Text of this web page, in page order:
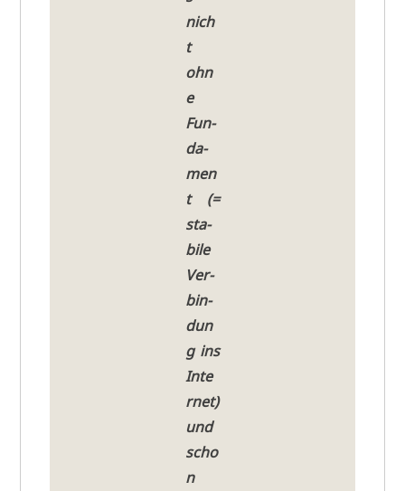
nich
t
ohn
e
Fun­
da­
men
t (=
sta­
bi­le
Ver­
bin­
dun
g ins
Inte
r­net)
und
scho
n